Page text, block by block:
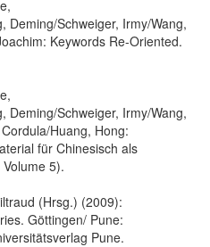
Deming/Schweiger, Irmy/Wang,
Keywords Re-Oriented.
Deming/Schweiger, Irmy/Wang,
Huang, Hong:
für Chinesisch als
5).
(Hrsg.) (2009):
Göttingen/ Pune:
Pune.